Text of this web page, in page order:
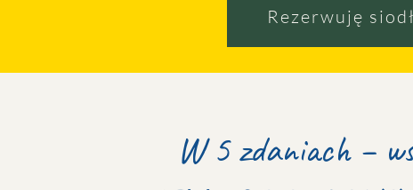
Rezerwuję
W 5 zdaniach –